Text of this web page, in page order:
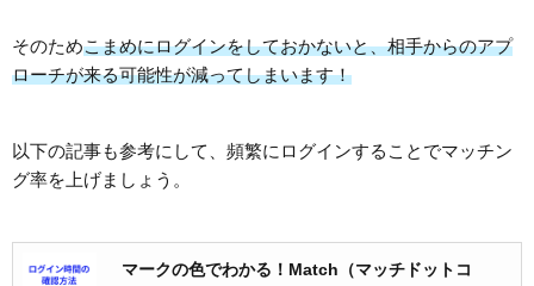
そのためこまめにログインをしておかないと、相手からのアプ
ローチが来る可能性が減ってしまいます！
以下の記事も参考にして、頻繁にログインすることでマッチン
グ率を上げましょう。
マークの色でわかる！Match（マッチドットコ